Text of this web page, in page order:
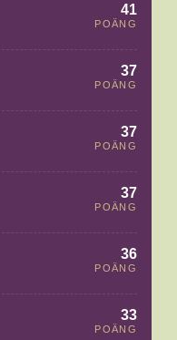
41
POÄNG
37
POÄNG
37
POÄNG
37
POÄNG
36
POÄNG
33
POÄNG